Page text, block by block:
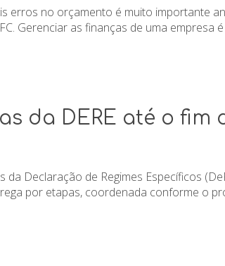
erros no orçamento é muito importante
Gerenciar as finanças de uma empresa
da DERE até o fim
Declaração de Regimes Específicos
por etapas, coordenada conforme o